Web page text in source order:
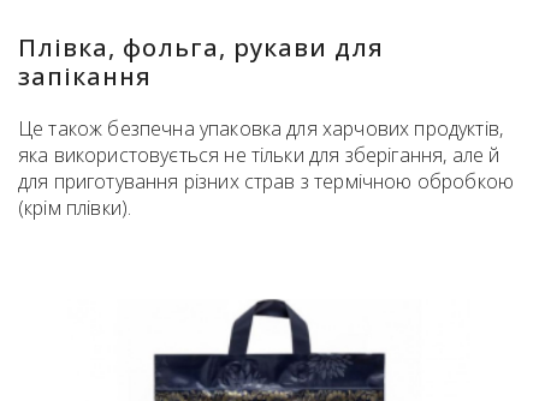
Плівка, фольга, рукави для
запікання
Це також безпечна упаковка для харчових продуктів,
яка використовується не тільки для зберігання, але й
для приготування різних страв з термічною обробкою
(крім плівки).